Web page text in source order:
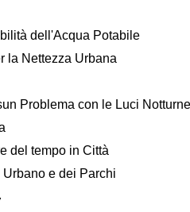
dell'Acqua Potabile
la Nettezza Urbana
Problema con le Luci Notturne
del tempo in Città
e dei Parchi